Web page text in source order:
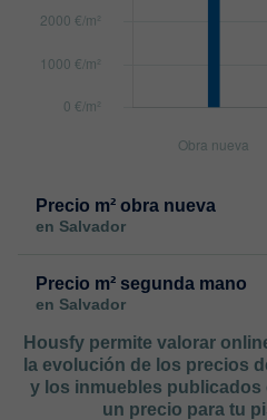
Precio m² obra nueva
en Salvador
Precio m² segunda mano
en Salvador
Housfy permite valorar
la evolución de los precios
y los inmuebles publicados
un precio para tu